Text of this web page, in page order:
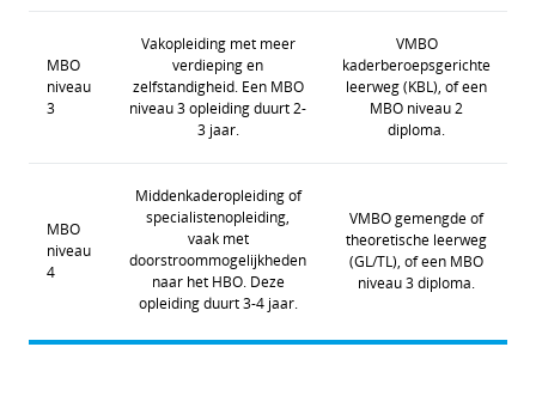
MBO
niveau
3
Vakopleiding met meer
verdieping en
zelfstandigheid. Een MBO
niveau 3 opleiding duurt 2-
3 jaar.
VMBO
kaderberoepsgerichte
leerweg (KBL), of een
MBO niveau 2
diploma.
MBO
niveau
4
Middenkaderopleiding of
specialistenopleiding,
vaak met
doorstroommogelijkheden
naar het HBO. Deze
opleiding duurt 3-4 jaar.
VMBO gemengde of
theoretische leerweg
(GL/TL), of een MBO
niveau 3 diploma.